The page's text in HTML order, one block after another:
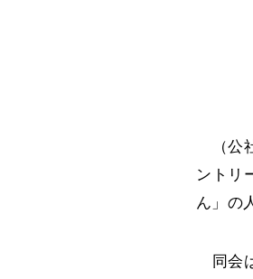
（公
ントリ
ん」の
同会